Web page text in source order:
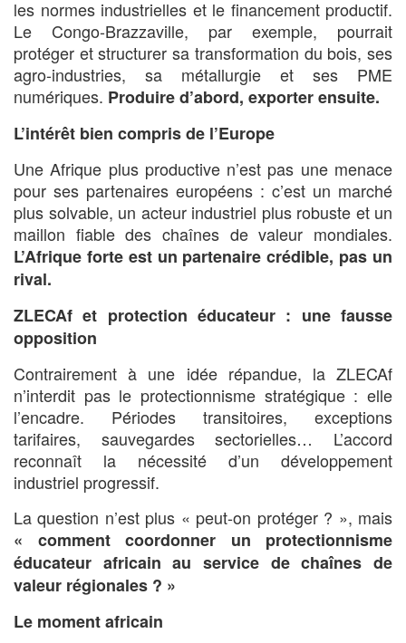
les normes industrielles et le financement productif.
Le Congo-Brazzaville, par exemple, pourrait
protéger et structurer sa transformation du bois, ses
agro-industries, sa métallurgie et ses PME
numériques. Produire d’abord, exporter ensuite.
L’intérêt bien compris de l’Europe
Une Afrique plus productive n’est pas une menace
pour ses partenaires européens : c’est un marché
plus solvable, un acteur industriel plus robuste et un
maillon fiable des chaînes de valeur mondiales.
L’Afrique forte est un partenaire crédible, pas un
rival.
ZLECAf et protection éducateur : une fausse
opposition
Contrairement à une idée répandue, la ZLECAf
n’interdit pas le protectionnisme stratégique : elle
l’encadre. Périodes transitoires, exceptions
tarifaires, sauvegardes sectorielles… L’accord
reconnaît la nécessité d’un développement
industriel progressif.
La question n’est plus « peut-on protéger ? », mais
« comment coordonner un protectionnisme
éducateur africain au service de chaînes de
valeur régionales ? »
Le moment africain